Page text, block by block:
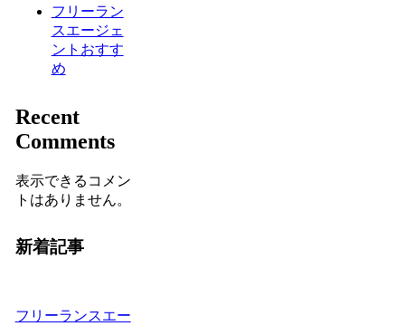
フリーラン
スエージェ
ントおすす
め
Recent
Comments
表示できるコメン
トはありません。
新着記事
フリーランスエー